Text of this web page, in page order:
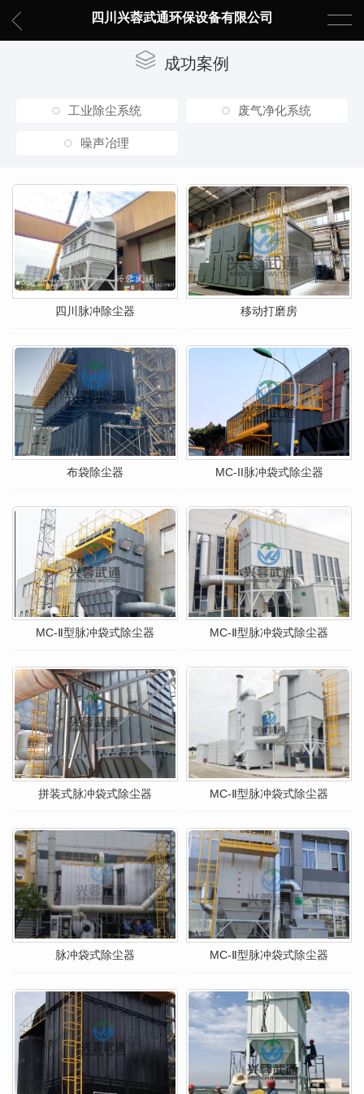
四川兴蓉武通环保设备有限公司
成功案例
工业除尘系统 废气净化系统
噪声冶理
四川脉冲除尘器 移动打磨房
布袋除尘器 MC-II脉冲袋式除尘器
MC-Ⅱ型脉冲袋式除尘器 MC-Ⅱ型脉冲袋式除尘器
拼装式脉冲袋式除尘器 MC-Ⅱ型脉冲袋式除尘器
脉冲袋式除尘器 MC-Ⅱ型脉冲袋式除尘器